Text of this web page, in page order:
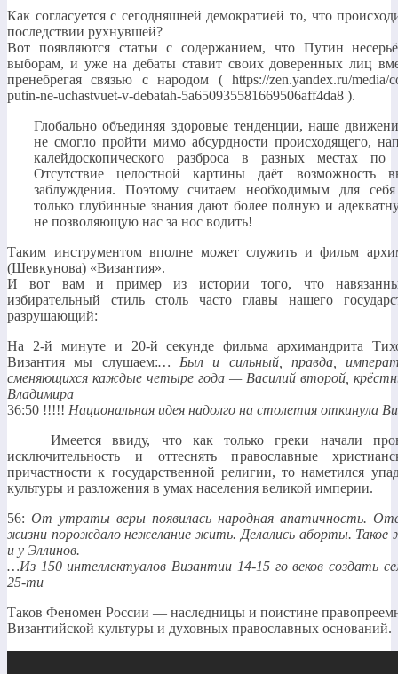
Как согласуется с сегодняшней демократией то, что
последствии рухнувшей?
Вот появляются статьи с содержанием, что Путин
выборам, и уже на дебаты ставит своих доверенных лиц
пренебрегая связью с народом ( https://zen.yandex.ru/media/
putin-ne-uchastvuet-v-debatah-5a650935581669506aff4da8 ).
Глобально объединяя здоровые тенденции, наше
не смогло пройти мимо абсурдности происходящего,
калейдоскопического разброса в разных местах по
Отсутствие целостной картины даёт возможность
заблуждения. Поэтому считаем необходимым для
только глубинные знания дают более полную и
не позволяющую нас за нос водить!
Таким инструментом вполне может служить и фильм
(Шевкунова) «Византия».
И вот вам и пример из истории того, что
избирательный стиль столь часто главы нашего
разрушающий:
На 2-й минуте и 20-й секунде фильма архимандрита
Византия мы слушаем:… Был и сильный, правда,
сменяющихся каждые четыре года — Василий второй,
Владимира
36:50 !!!!! Национальная идея надолго на столетия откинула
Имеется ввиду, что как только греки начали
исключительность и оттеснять православные
причастности к государственной религии, то наметился
культуры и разложения в умах населения великой империи.
56: От утраты веры появилась народная апатичность.
жизни порождало нежелание жить. Делались аборты. Такое
и у Эллинов.
…Из 150 интеллектуалов Византии 14-15 го веков создать
25-ти
Таков Феномен России — наследницы и поистине
Византийской культуры и духовных православных оснований.